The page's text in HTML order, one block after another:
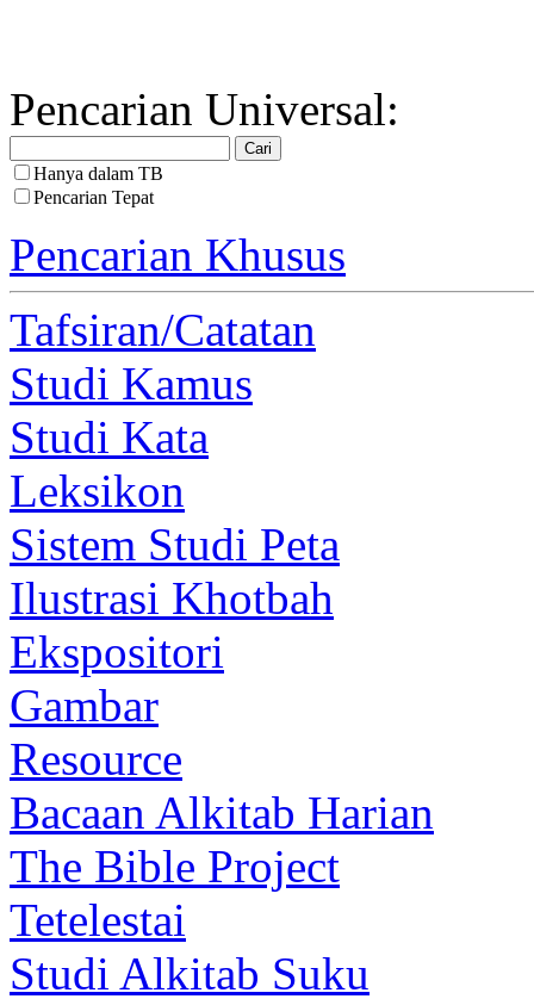
Pencarian Universal:
Hanya dalam TB
Pencarian Tepat
Pencarian Khusus
Tafsiran/Catatan
Studi Kamus
Studi Kata
Leksikon
Sistem Studi Peta
Ilustrasi Khotbah
Ekspositori
Gambar
Resource
Bacaan Alkitab Harian
The Bible Project
Tetelestai
Studi Alkitab Suku